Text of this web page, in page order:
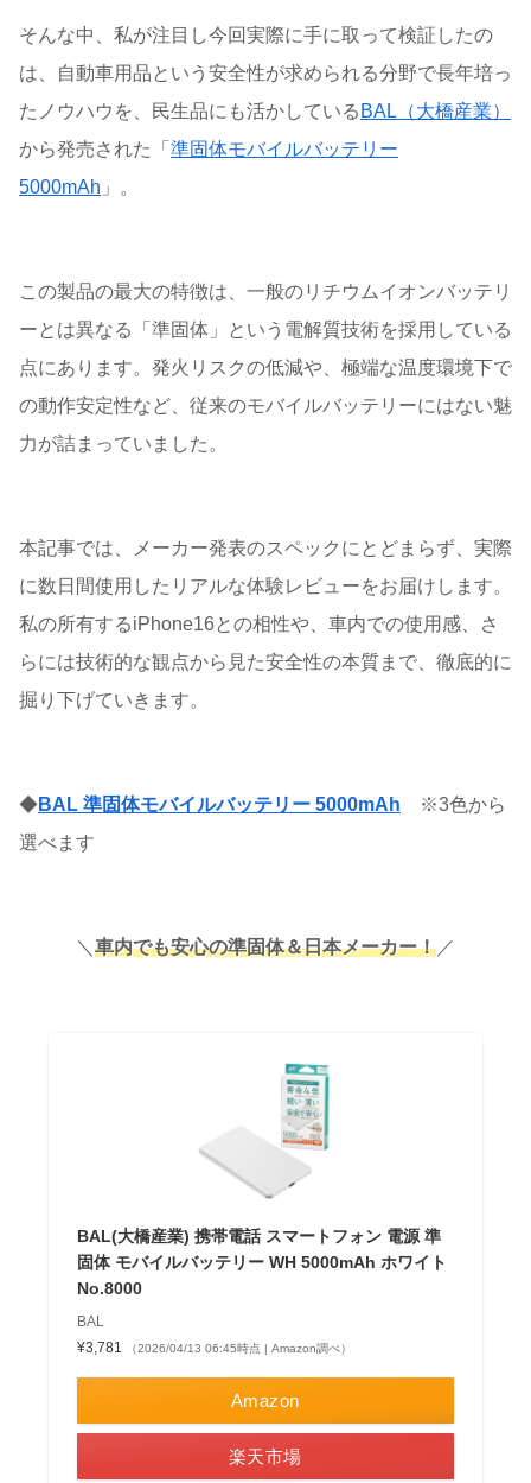
そんな中、私が注目し今回実際に手に取って検証したの
は、自動車用品という安全性が求められる分野で長年培っ
たノウハウを、民生品にも活かしている BAL（大橋産業）
から発売された「 準固体モバイルバッテリー
5000mAh 」。
この製品の最大の特徴は、一般のリチウムイオンバッテリ
ーとは異なる「準固体」という電解質技術を採用している
点にあります。発火リスクの低減や、極端な温度環境下で
の動作安定性など、従来のモバイルバッテリーにはない魅
力が詰まっていました。
本記事では、メーカー発表のスペックにとどまらず、実際
に数日間使用したリアルな体験レビューをお届けします。
私の所有するiPhone16との相性や、車内での使用感、さ
らには技術的な観点から見た安全性の本質まで、徹底的に
掘り下げていきます。
◆BAL 準固体モバイルバッテリー 5000mAh ※3色から
選べます
＼ 車内でも安心の準固体＆日本メーカー！ ／
BAL(大橋産業) 携帯電話 スマートフォン 電源 準
固体 モバイルバッテリー WH 5000mAh ホワイト
No.8000
BAL
¥3,781
（2026/04/13 06:45時点 | Amazon調べ）
Amazon
楽天市場